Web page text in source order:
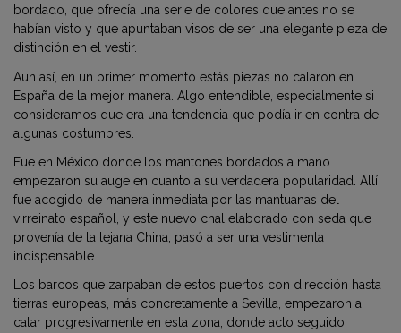
bordado, que ofrecía una serie de colores que antes no se
habían visto y que apuntaban visos de ser una elegante pieza de
distinción en el vestir.
Aun así, en un primer momento estás piezas no calaron en
España de la mejor manera. Algo entendible, especialmente si
consideramos que era una tendencia que podía ir en contra de
algunas costumbres.
Fue en México donde los mantones bordados a mano
empezaron su auge en cuanto a su verdadera popularidad. Allí
fue acogido de manera inmediata por las mantuanas del
virreinato español, y este nuevo chal elaborado con seda que
provenía de la lejana China, pasó a ser una vestimenta
indispensable.
Los barcos que zarpaban de estos puertos con dirección hasta
tierras europeas, más concretamente a Sevilla, empezaron a
calar progresivamente en esta zona, donde acto seguido